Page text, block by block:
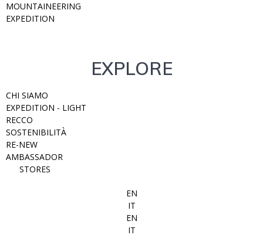
MOUNTAINEERING
EXPEDITION
EXPLORE
CHI SIAMO
EXPEDITION - LIGHT
RECCO
SOSTENIBILITÀ
RE-NEW
AMBASSADOR
STORES
EN
IT
EN
IT